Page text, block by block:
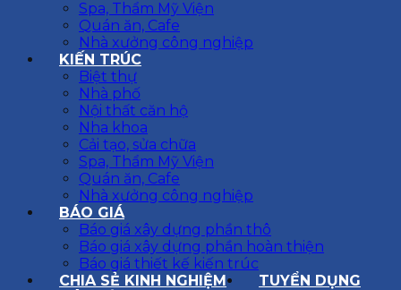
Spa, Thẩm Mỹ Viện
Quán ăn, Cafe
Nhà xưởng công nghiệp
KIẾN TRÚC
Biệt thự
Nhà phố
Nội thất căn hộ
Nha khoa
Cải tạo, sửa chữa
Spa, Thẩm Mỹ Viện
Quán ăn, Cafe
Nhà xưởng công nghiệp
BÁO GIÁ
Báo giá xây dựng phần thô
Báo giá xây dựng phần hoàn thiện
Báo giá thiết kế kiến trúc
CHIA SẺ KINH NGHIỆM
TUYỂN DỤNG